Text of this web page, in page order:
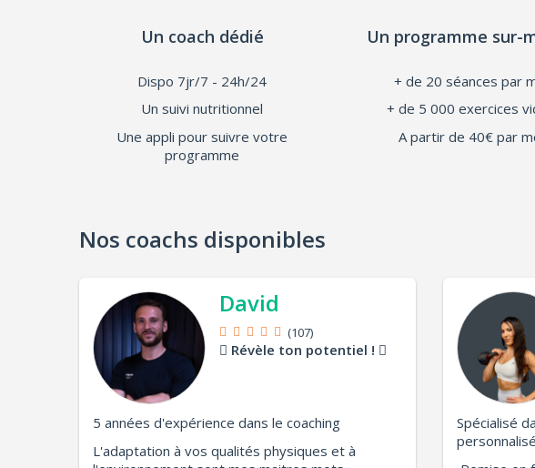
Un coach dédié
Dispo 7jr/7 - 24h/24
Un suivi nutritionnel
Une appli pour suivre votre
programme
Un programme sur-
+ de 20 séances par
+ de 5 000 exercices
A partir de 40€ par
Nos coachs disponibles
David
(107)
Révèle ton potentiel !
5 années d'expérience dans le coaching
L'adaptation à vos qualités physiques et à
Spécialisé